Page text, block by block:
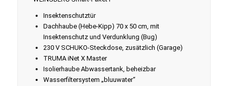
Insektenschutztür
Dachhaube (Hebe-Kipp) 70 x 50 cm, mit
Insektenschutz und Verdunklung (Bug)
230 V SCHUKO-Steckdose, zusätzlich (Garage)
TRUMA iNet X Master
Isolierhaube Abwassertank, beheizbar
Wasserfiltersystem „bluuwater“